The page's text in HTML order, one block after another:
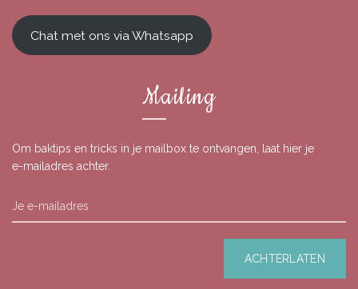
Chat met ons via Whatsapp
Mailing
Om baktips en tricks in je mailbox te ontvangen, laat hier je
e-mailadres achter.